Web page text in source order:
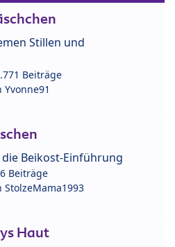
Stillen und
Beiträge
Yvonne91
Beikost-Einführung
Beiträge
StolzeMama1993
Haut